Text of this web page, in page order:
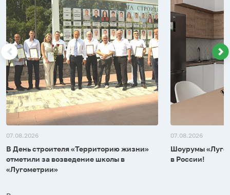
07.08.2026
В День строителя «Территорию жизни»
отметили за возведение школы в
«Лугометрии»
07.08.2026
Шоурумы
в России!